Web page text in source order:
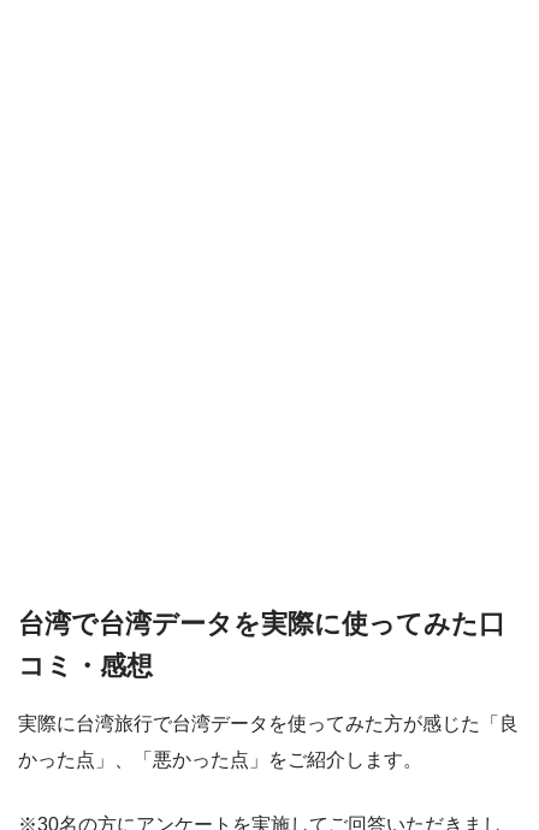
台湾で台湾データを実際に使ってみた口
コミ・感想
実際に台湾旅行で台湾データを使ってみた方が感じた「良
かった点」、「悪かった点」をご紹介します。
※30名の方にアンケートを実施してご回答いただきまし